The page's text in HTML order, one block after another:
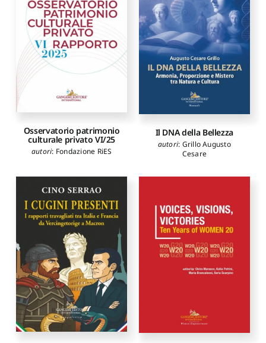
Osservatorio patrimonio
culturale privato VI/25
autori: Fondazione RiES
Il DNA della Bellezza
autori: Grillo Augusto
Cesare